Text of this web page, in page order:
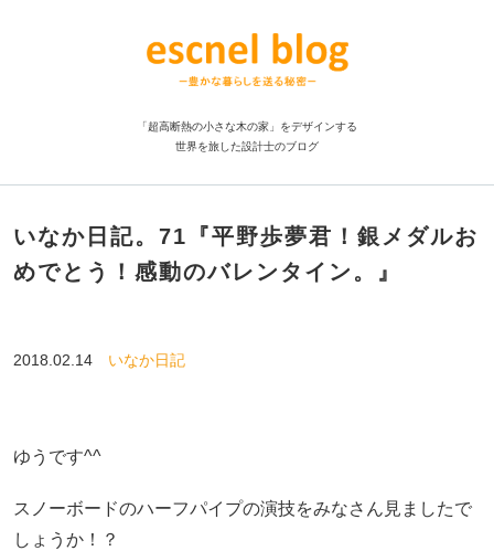
「超高断熱の小さな木の家」をデザインする
世界を旅した設計士のブログ
いなか日記。71『平野歩夢君！銀メダルお
めでとう！感動のバレンタイン。』
2018.02.14 いなか日記
ゆうです^^
スノーボードのハーフパイプの演技をみなさん見ましたで
しょうか！？